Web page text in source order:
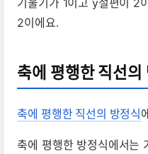
기울기가 1이고 y절편이 2
2이에요.
축에 평행한 직선의
축에 평행한 직선의 방정식
축에 평행한 방정식에서는